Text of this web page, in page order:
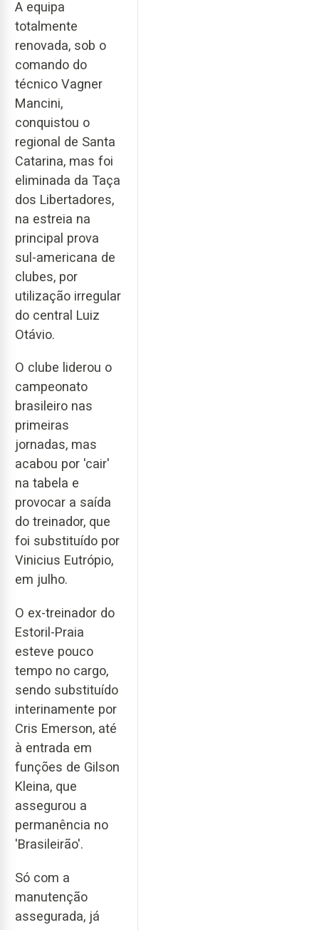
A equipa
totalmente
renovada, sob o
comando do
técnico Vagner
Mancini,
conquistou o
regional de Santa
Catarina, mas foi
eliminada da Taça
dos Libertadores,
na estreia na
principal prova
sul-americana de
clubes, por
utilização irregular
do central Luiz
Otávio.
O clube liderou o
campeonato
brasileiro nas
primeiras
jornadas, mas
acabou por 'cair'
na tabela e
provocar a saída
do treinador, que
foi substituído por
Vinicius Eutrópio,
em julho.
O ex-treinador do
Estoril-Praia
esteve pouco
tempo no cargo,
sendo substituído
interinamente por
Cris Emerson, até
à entrada em
funções de Gilson
Kleina, que
assegurou a
permanência no
'Brasileirão'.
Só com a
manutenção
assegurada, já